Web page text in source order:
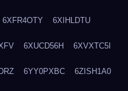
6XFR4OTY 6XIHLDTU
6XUCD56H 6XVXTC5I
6YY0PXBC 6ZISH1A0